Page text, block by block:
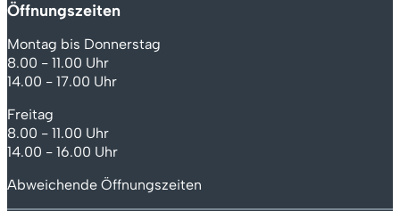
Öffnungszeiten
Montag bis Donnerstag
8.00 - 11.00 Uhr
14.00 - 17.00 Uhr
Freitag
8.00 - 11.00 Uhr
14.00 - 16.00 Uhr
Abweichende Öffnungszeiten